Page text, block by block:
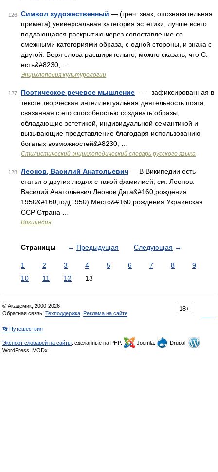
126 Символ художественный — (греч. знак, опознавательная
примета) универсальная категория эстетики, лучше всего
поддающаяся раскрытию через сопоставление со
смежными категориями образа, с одной стороны, и знака с
другой. Беря слова расширительно, можно сказать, что С.
есть&#8230; …
Энциклопедия культурологии
127 Поэтическое речевое мышление — – зафиксированная в
тексте творческая интеллектуальная деятельность поэта,
связанная с его способностью создавать образы,
обладающие эстетикой, индивидуальной семантикой и
вызывающие представление благодаря использованию
богатых возможностей&#8230; …
Стилистический энциклопедический словарь русского языка
128 Леонов, Василий Анатольевич — В Википедии есть
статьи о других людях с такой фамилией, см. Леонов.
Василий Анатольевич Леонов Дата&#160;рождения
1950&#160;год(1950) Место&#160;рождения Украинская
ССР Страна …
Википедия
Страницы ← Предыдущая Следующая →
1 2 3 4 5 6 7 8
9
10
11 12 13
18+
© Академик, 2000-2026
Обратная связь: Техподдержка Реклама на сайте
👣 Путешествия
Экспорт словарей на сайты , сделанные на PHP, Joomla,
Drupal,
WordPress, MODx.